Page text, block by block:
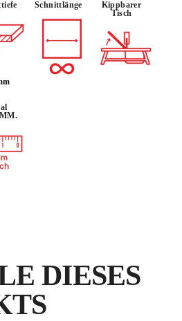
DIE REGISTRIERUNG
PRODUKTS IM RUBI CLUB
SIE
PUNKTE
Schnittlänge
Kippbarer
Tisch
DIESES